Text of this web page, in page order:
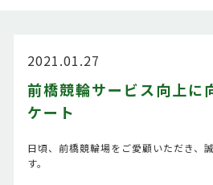
2021.01.27
前橋競輪サービス向上に
ケート
日頃、前橋競輪場をご愛顧いただき、
す。